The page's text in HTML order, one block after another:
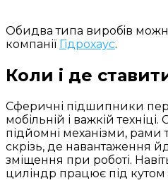
Обидва типа виробiв
компанії Гідрохаус.
Коли і де
Сферичні підшипники
мобільній і важкій техніці.
підйомні механізми, рами
скрізь, де навантаження
зміщення при роботі.
циліндр працює під кутом